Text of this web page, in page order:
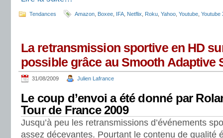
Tendances Amazon Boxee IFA Netflix Roku Yahoo Youtube Youtube
La retransmission sportive en HD
possible grâce au Smooth Adaptive
31/08/2009 Julien Lafrance
Le coup d’envoi a été donné par
Tour de France 2009
Jusqu’à peu les retransmissions d’événements
assez décevantes. Pourtant le contenu de qualité